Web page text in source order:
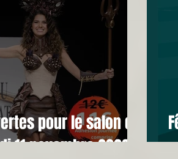
pour le salon du
11 novembre 2023